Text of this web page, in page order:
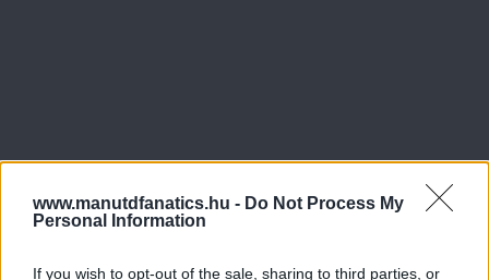
www.manutdfanatics.hu - Do Not Process My
Personal Information
If you wish to opt-out of the sale, sharing to third parties, or